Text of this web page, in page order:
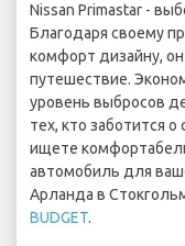
Nissan Primastar -
Благодаря своему
комфорт дизайну,
путешествие.
уровень выбросов
тех, кто заботится
ищете
автомобиль для
Арланда в
BUDGET.